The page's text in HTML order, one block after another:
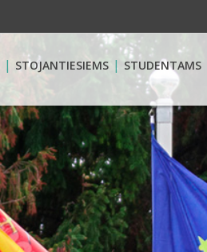
STOJANTIESIEMS STUDENTAMS